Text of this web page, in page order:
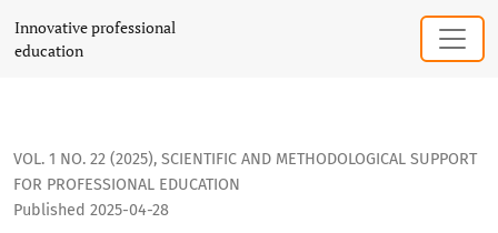
USE OF INNOVATIVE TECHNOLOGIES IN THE TRAINING OF
Innovative professional
education
VOL. 1 NO. 22 (2025), SCIENTIFIC AND METHODOLOGICAL SUPPORT
FOR PROFESSIONAL EDUCATION
Published 2025-04-28